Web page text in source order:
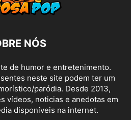
NÓS
de humor e entretenimento.
neste site podem ter um
paródia. Desde 2013,
vídeos, noticias e anedotas em
disponíveis na internet.